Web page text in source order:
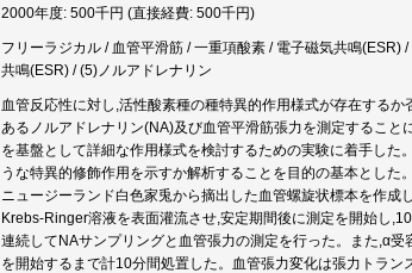
2000年度: 500千円 (直接経費: 500千円)
フリーラジカル / 血管平滑筋 / 一重項酸素 / 電子磁気共鳴
共鳴(ESR) / (5)ノルアドレナリン
血管反応性に対し,活性酸素種の種特異的作用様式が存在する
あるノルアドレナリン(NA)及び血管平滑筋張力を測定するこ
を基盤として詳細な作用様式を検討するための実験に着手し
うな特異的修飾作用を示すか解析することを目的の基本とした。
ニュージーランド白色家兎から摘出した血管螺旋状標本を作
Krebs-Ringer溶液を表面灌流させ,安定期間後に測定を開始し
連続してNAサンプリングと血管張力の測定を行った。また,α
を開始するまで計10分間処置した。血管張力変化は張力トラ